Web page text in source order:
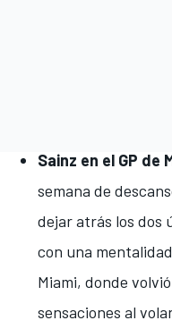
Sainz en el GP de
semana de
dejar atrás los dos
con una
Miami, donde
sensaciones al